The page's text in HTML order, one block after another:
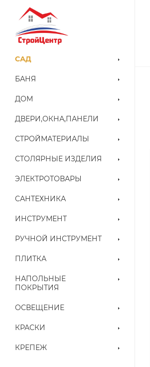
САД
БАНЯ
ДОМ
ДВЕРИ,ОКНА,ПАНЕЛИ
СТРОЙМАТЕРИАЛЫ
СТОЛЯРНЫЕ ИЗДЕЛИЯ
ЭЛЕКТРОТОВАРЫ
САНТЕХНИКА
ИНСТРУМЕНТ
РУЧНОЙ ИНСТРУМЕНТ
ПЛИТКА
НАПОЛЬНЫЕ
ПОКРЫТИЯ
ОСВЕЩЕНИЕ
КРАСКИ
КРЕПЕЖ